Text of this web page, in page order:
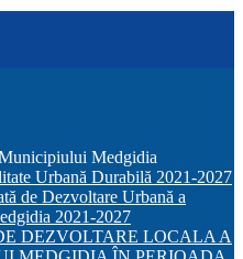
Medgidia
Urbană Durabilă 2021-2027
de Dezvoltare Urbană a
2021-2027
DEZVOLTARE LOCALA A